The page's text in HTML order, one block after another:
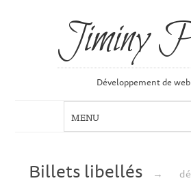
Jiminy
Développement de
Billets libellés →